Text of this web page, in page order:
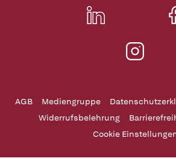
AGB Mediengruppe
Widerrufsbelehrung
Cookie